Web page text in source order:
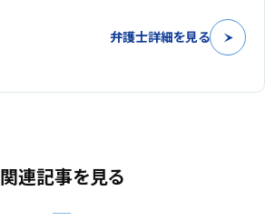
弁護士詳細を見る
関連記事を見る